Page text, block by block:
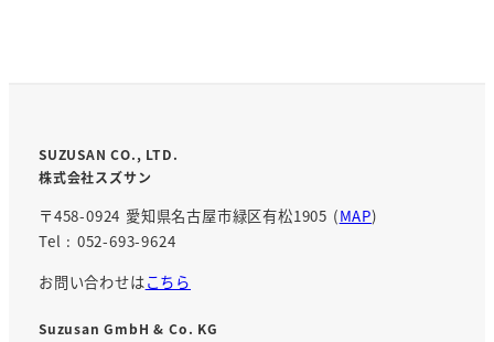
SUZUSAN CO., LTD.
株式会社スズサン
〒458-0924 愛知県名古屋市緑区有松1905 (MAP)
Tel : 052-693-9624
お問い合わせは こちら
Suzusan GmbH & Co. KG